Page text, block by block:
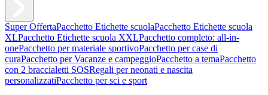
Super OffertaPacchetto Etichette scuolaPacchetto Etichette scuola
XLPacchetto Etichette scuola XXLPacchetto completo: all-in-
onePacchetto per materiale sportivoPacchetto per case di
curaPacchetto per Vacanze e campeggioPacchetto a temaPacchetto
con 2 braccialetti SOSRegali per neonati e nascita
personalizzatiPacchetto per sci e sport